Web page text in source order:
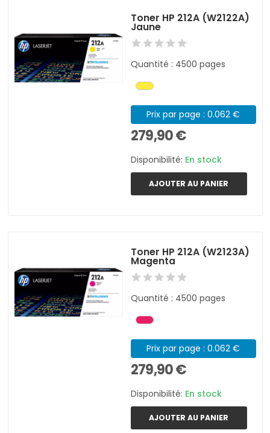
Toner HP 212A (W2122A)
Jaune
Quantité : 4500 pages
Prix par page : 0.062 €
279,90 €
Disponibilité: En stock
AJOUTER AU PANIER
Toner HP 212A (W2123A)
Magenta
Quantité : 4500 pages
Prix par page : 0.062 €
279,90 €
Disponibilité: En stock
AJOUTER AU PANIER